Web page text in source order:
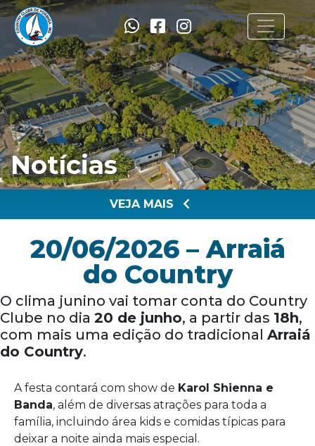
Notícias
VEJA MAIS
20/06/2026 – Arraiá
do Country
O clima junino vai tomar conta do Country
Clube no dia 20 de junho, a partir das 18h,
com mais uma edição do tradicional Arraiá
do Country.
A festa contará com show de Karol Shienna e
Banda, além de diversas atrações para toda a
família, incluindo área kids e comidas típicas para
deixar a noite ainda mais especial.